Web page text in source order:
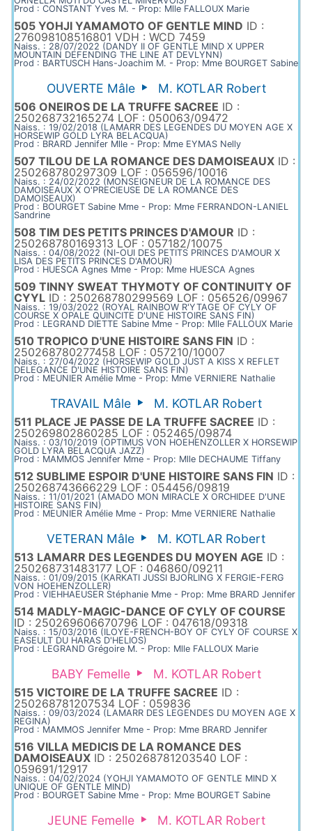
Prod : CONSTANT Yves M. - Prop: Mlle FALLOUX Marie
505 YOHJI YAMAMOTO OF GENTLE MIND ID :
276098108516801 VDH : WCD 7459
Naiss. : 28/07/2022 (DANDY II OF GENTLE MIND X UPPER
MOUNTAIN DEFENDING THE LINE AT DEVLYNN)
Prod : BARTUSCH Hans-Joachim M. - Prop: Mme BOURGET Sabine
OUVERTE Mâle M. KOTLAR Robert
506 ONEIROS DE LA TRUFFE SACREE ID :
250268732165274 LOF : 050063/09472
Naiss. : 19/02/2018 (LAMARR DES LEGENDES DU MOYEN AGE X
HORSEWIP GOLD LYRA BELACQUA)
Prod : BRARD Jennifer Mlle - Prop: Mme EYMAS Nelly
507 TILOU DE LA ROMANCE DES DAMOISEAUX ID :
250268780297309 LOF : 056596/10016
Naiss. : 24/02/2022 (MONSEIGNEUR DE LA ROMANCE DES
DAMOISEAUX X O'PRECIEUSE DE LA ROMANCE DES
DAMOISEAUX)
Prod : BOURGET Sabine Mme - Prop: Mme FERRANDON-LANIEL
Sandrine
508 TIM DES PETITS PRINCES D'AMOUR ID :
250268780169313 LOF : 057182/10075
Naiss. : 04/08/2022 (NI-OUI DES PETITS PRINCES D'AMOUR X
LISA DES PETITS PRINCES D'AMOUR)
Prod : HUESCA Agnes Mme - Prop: Mme HUESCA Agnes
509 TINNY SWEAT THYMOTY OF CONTINUITY OF
CYYL ID : 250268780299569 LOF : 056526/09967
Naiss. : 19/03/2022 (ROYAL RAINBOW R'YTAGE OF CYLY OF
COURSE X OPALE QUINCITE D'UNE HISTOIRE SANS FIN)
Prod : LEGRAND DIETTE Sabine Mme - Prop: Mlle FALLOUX Marie
510 TROPICO D'UNE HISTOIRE SANS FIN ID :
250268780277458 LOF : 057210/10007
Naiss. : 27/04/2022 (HORSEWIP GOLD JUST A KISS X REFLET
DELEGANCE D'UNE HISTOIRE SANS FIN)
Prod : MEUNIER Amélie Mme - Prop: Mme VERNIERE Nathalie
TRAVAIL Mâle M. KOTLAR Robert
511 PLACE JE PASSE DE LA TRUFFE SACREE ID :
250269802860285 LOF : 052465/09874
Naiss. : 03/10/2019 (OPTIMUS VON HOEHENZOLLER X HORSEWIP
GOLD LYRA BELACQUA JAZZ)
Prod : MAMMOS Jennifer Mme - Prop: Mlle DECHAUME Tiffany
512 SUBLIME ESPOIR D'UNE HISTOIRE SANS FIN ID :
250268743666229 LOF : 054456/09819
Naiss. : 11/01/2021 (AMADO MON MIRACLE X ORCHIDEE D'UNE
HISTOIRE SANS FIN)
Prod : MEUNIER Amélie Mme - Prop: Mme VERNIERE Nathalie
VETERAN Mâle M. KOTLAR Robert
513 LAMARR DES LEGENDES DU MOYEN AGE ID :
250268731483177 LOF : 046860/09211
Naiss. : 01/09/2015 (KARKATI JUSSI BJORLING X FERGIE-FERG
VON HOEHENZOLLER)
Prod : VIEHHAEUSER Stéphanie Mme - Prop: Mme BRARD Jennifer
514 MADLY-MAGIC-DANCE OF CYLY OF COURSE
ID : 250269606670796 LOF : 047618/09318
Naiss. : 15/03/2016 (ILOYE-FRENCH-BOY OF CYLY OF COURSE X
EASEULT DU HARAS D'HELIOS)
Prod : LEGRAND Grégoire M. - Prop: Mlle FALLOUX Marie
BABY Femelle M. KOTLAR Robert
515 VICTOIRE DE LA TRUFFE SACREE ID :
250268781207534 LOF : 059836
Naiss. : 09/03/2024 (LAMARR DES LEGENDES DU MOYEN AGE X
REGINA)
Prod : MAMMOS Jennifer Mme - Prop: Mme BRARD Jennifer
516 VILLA MEDICIS DE LA ROMANCE DES
DAMOISEAUX ID : 250268781203540 LOF :
059691/12917
Naiss. : 04/02/2024 (YOHJI YAMAMOTO OF GENTLE MIND X
UNIQUE OF GENTLE MIND)
Prod : BOURGET Sabine Mme - Prop: Mme BOURGET Sabine
JEUNE Femelle M. KOTLAR Robert